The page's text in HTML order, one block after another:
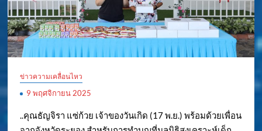
ข่าวความเคลื่อนไหว
9 พฤศจิกายน 2025
..คุณธัญจิรา แซ่ก้วย เจ้าของวันเกิด (17 พ.ย.) พร้อมด้วยเพื่อน